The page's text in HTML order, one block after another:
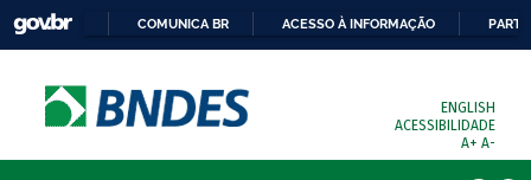
COMUNICA BR ACESSO À INFORMAÇÃO
ENGLISH
ACESSIBILIDADE
A+ A-